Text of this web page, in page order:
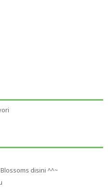
disini ^^~